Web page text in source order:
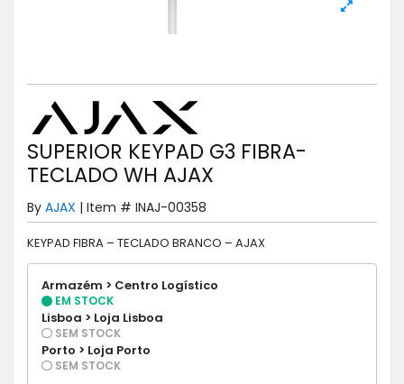
SUPERIOR KEYPAD G3 FIBRA-
TECLADO WH AJAX
By AJAX | Item # INAJ-00358
KEYPAD FIBRA – TECLADO BRANCO – AJAX
Armazém > Centro Logístico
EM STOCK
Lisboa > Loja Lisboa
SEM STOCK
Porto > Loja Porto
SEM STOCK